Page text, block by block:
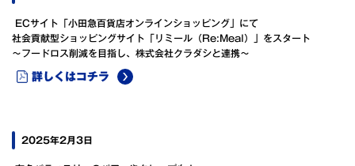
ECサイト「小田急百貨店オンラインショッピング」にて
社会貢献型ショッピングサイト「リミール（Re:Meal）」をスタート
～フードロス削減を目指し、株式会社クラダシと連携～
詳しくはコチラ
2025年2月3日